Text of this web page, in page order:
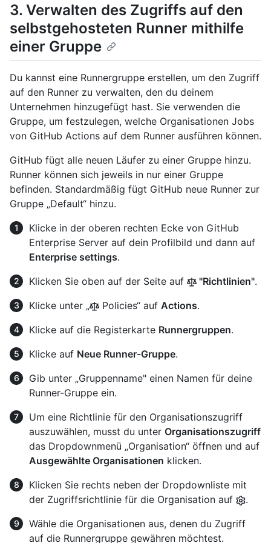
3. Verwalten des Zugriffs auf den
selbstgehosteten Runner mithilfe
einer Gruppe
Du kannst eine Runnergruppe erstellen, um den Zugriff
auf den Runner zu verwalten, den du deinem
Unternehmen hinzugefügt hast. Sie verwenden die
Gruppe, um festzulegen, welche Organisationen Jobs
von GitHub Actions auf dem Runner ausführen können.
GitHub fügt alle neuen Läufer zu einer Gruppe hinzu.
Runner können sich jeweils in nur einer Gruppe
befinden. Standardmäßig fügt GitHub neue Runner zur
Gruppe „Default“ hinzu.
Klicke in der oberen rechten Ecke von GitHub
Enterprise Server auf dein Profilbild und dann auf
Enterprise settings.
Klicken Sie oben auf der Seite auf
"Richtlinien".
Klicke unter „
Policies“ auf Actions.
Klicke auf die Registerkarte Runnergruppen.
Klicke auf Neue Runner-Gruppe.
Gib unter „Gruppenname" einen Namen für deine
Runner-Gruppe ein.
Um eine Richtlinie für den Organisationszugriff
auszuwählen, musst du unter Organisationszugriff
das Dropdownmenü „Organisation“ öffnen und auf
Ausgewählte Organisationen klicken.
Klicken Sie rechts neben der Dropdownliste mit
der Zugriffsrichtlinie für die Organisation auf
.
Wähle die Organisationen aus, denen du Zugriff
auf die Runnergruppe gewähren möchtest.